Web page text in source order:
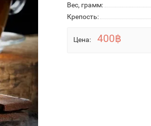
Вес, грамм:
Крепость:
Цена: 400฿